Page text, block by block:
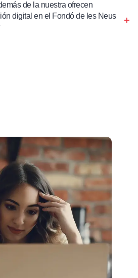
de la nuestra ofrecen
digital en el Fondó de les Neus